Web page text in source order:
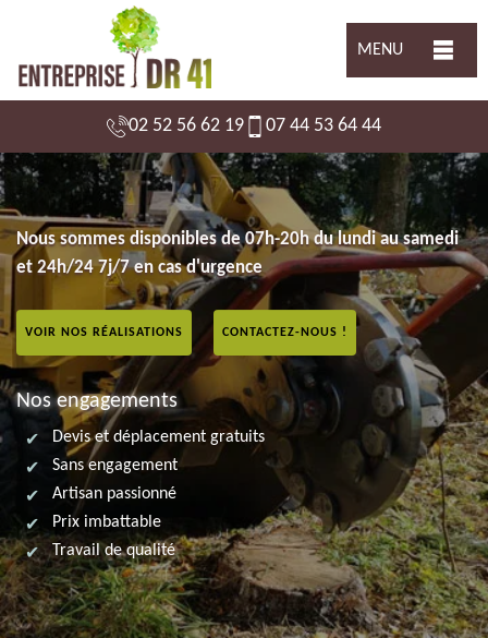
MENU
02 52 56 62 19 07 44 53 64 44
Nous sommes disponibles de 07h-20h du lundi au samedi
et 24h/24 7j/7 en cas d'urgence
VOIR NOS RÉALISATIONS CONTACTEZ-NOUS !
Nos engagements
Devis et déplacement gratuits
Sans engagement
Artisan passionné
Prix imbattable
Travail de qualité